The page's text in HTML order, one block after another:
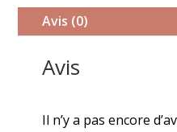
Avis (0)
Avis
Il n’y a pas encore